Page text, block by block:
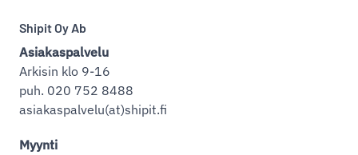
Shipit Oy Ab
Asiakaspalvelu
Arkisin klo 9-16
puh. 020 752 8488
asiakaspalvelu(at)shipit.fi
Myynti